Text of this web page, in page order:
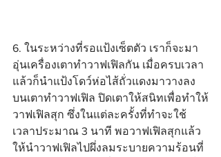
6. ในระหว่างที่รอแป้งเซ็ตตัว เราก็จะมา
อุ่นเครื่องเตาทำวาฟเฟิลกัน เมื่อครบเวลา
แล้วก็นำแป้งโดว์ห่อไส้ถั่วแดงมาวางลง
บนเตาทำวาฟเฟิล ปิดเตาให้สนิทเพื่อทำให้
วาฟเฟิลสุก ซึ่งในแต่ละครั้งที่ทำจะใช้
เวลาประมาณ 3 นาที พอวาฟเฟิลสุกแล้ว
ให้นำวาฟเฟิลไปผึ่งลมระบายความร้อนที่